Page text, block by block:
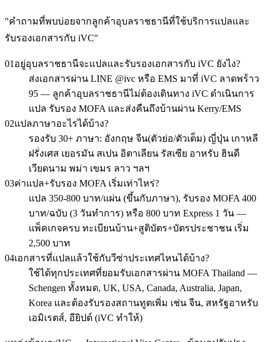
"คำถามที่พบบ่อยจากลูกค้าอุบลราชธานีที่ใช้บริการแปลและ
รับรองเอกสารกับ iVC"
01 อยู่อุบลราชธานีจะแปลและรับรองเอกสารกับ iVC ยังไง?
ส่งเอกสารผ่าน LINE @ivc หรือ EMS มาที่ iVC ลาดพร้าว
95 — ลูกค้าอุบลราชธานีไม่ต้องเดินทาง iVC ดำเนินการ
แปล รับรอง MOFA และส่งคืนถึงบ้านผ่าน Kerry/EMS
02แปลภาษาอะไรได้บ้าง?
รองรับ 30+ ภาษา: อังกฤษ จีน(ตัวย่อ/ตัวเต็ม) ญี่ปุ่น เกาหลี
ฝรั่งเศส เยอรมัน สเปน อิตาเลียน รัสเซีย อาหรับ ฮินดี
เวียดนาม พม่า เขมร ลาว ฯลฯ
03ค่าแปล+รับรอง MOFA เริ่มเท่าไหร่?
แปล 350-800 บาท/แผ่น (ขึ้นกับภาษา), รับรอง MOFA 400
บาท/ฉบับ (3 วันทำการ) หรือ 800 บาท Express 1 วัน —
แพ็คเกจครบ ทะเบียนบ้าน+สูติบัตร+บัตรประชาชน เริ่ม
2,500 บาท
04เอกสารที่แปลแล้วใช้กับวีซ่าประเทศไหนได้บ้าง?
ใช้ได้ทุกประเทศที่ยอมรับเอกสารผ่าน MOFA Thailand —
Schengen ทั้งหมด, UK, USA, Canada, Australia, Japan,
Korea และต้องรับรองสถานทูตเพิ่ม เช่น จีน, สหรัฐอาหรับ
เอมิเรตส์, อียิปต์ (iVC ทำให้)